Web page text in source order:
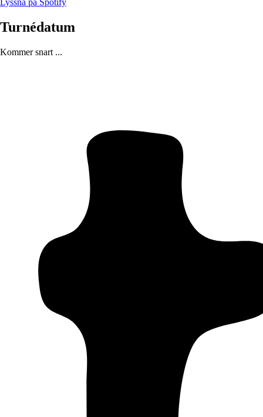
Lyssna på Spotify
Turnédatum
Kommer snart ...